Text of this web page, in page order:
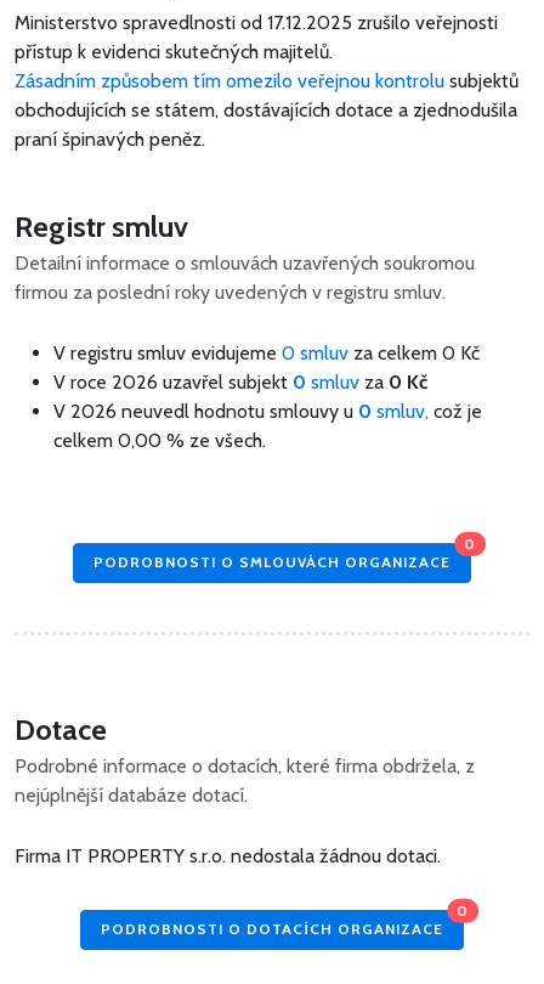
Ministerstvo spravedlnosti od 17.12.2025 zrušilo veřejnosti
přístup k evidenci skutečných majitelů.
Zásadním způsobem tím omezilo veřejnou kontrolu subjektů
obchodujících se státem, dostávajících dotace a zjednodušila
praní špinavých peněz.
Registr smluv
Detailní informace o smlouvách uzavřených soukromou
firmou za poslední roky uvedených v registru smluv.
V registru smluv evidujeme 0 smluv za celkem 0 Kč
V roce 2026 uzavřel subjekt 0 smluv za 0 Kč
V 2026 neuvedl hodnotu smlouvy u 0 smluv, což je
celkem 0,00 % ze všech.
PODROBNOSTI O SMLOUVÁCH ORGANIZACE
0
Dotace
Podrobné informace o dotacích, které firma obdržela, z
nejúplnější databáze dotací.
Firma IT PROPERTY s.r.o. nedostala žádnou dotaci.
PODROBNOSTI O DOTACÍCH ORGANIZACE
0